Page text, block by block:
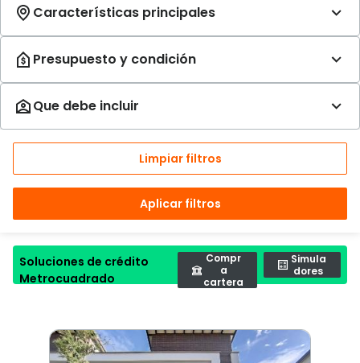
Limpiar filtros
Aplicar filtros
Soluciones de crédito
Metrocuadrado
Compr
a
cartera
Simula
dores